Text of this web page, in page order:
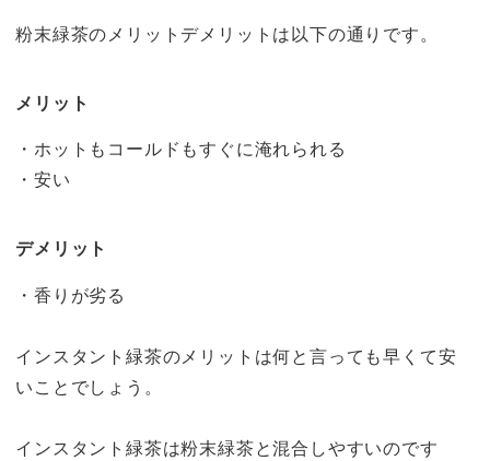
粉末緑茶のメリットデメリットは以下の通りです。
メリット
・ホットもコールドもすぐに淹れられる
・安い
デメリット
・香りが劣る
インスタント緑茶のメリットは何と言っても早くて安
いことでしょう。
インスタント緑茶は粉末緑茶と混合しやすいのです